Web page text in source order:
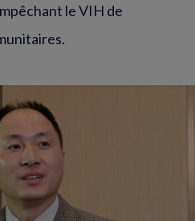
le VIH de